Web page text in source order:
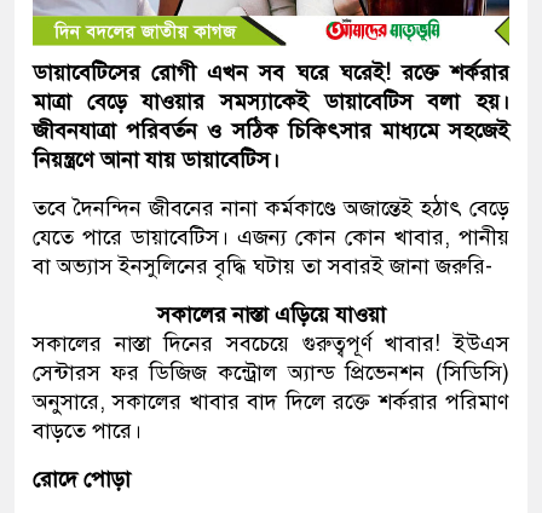
ডায়াবেটিসের রোগী এখন সব ঘরে ঘরেই! রক্তে শর্করার
মাত্রা বেড়ে যাওয়ার সমস্যাকেই ডায়াবেটিস বলা হয়।
জীবনযাত্রা পরিবর্তন ও সঠিক চিকিৎসার মাধ্যমে সহজেই
নিয়ন্ত্রণে আনা যায় ডায়াবেটিস।
তবে দৈনন্দিন জীবনের নানা কর্মকাণ্ডে অজান্তেই হঠাৎ বেড়ে
যেতে পারে ডায়াবেটিস। এজন্য কোন কোন খাবার, পানীয়
বা অভ্যাস ইনসুলিনের বৃদ্ধি ঘটায় তা সবারই জানা জরুরি-
সকালের নাস্তা এড়িয়ে যাওয়া
সকালের নাস্তা দিনের সবচেয়ে গুরুত্বপূর্ণ খাবার! ইউএস
সেন্টারস ফর ডিজিজ কন্ট্রোল অ্যান্ড প্রিভেনশন (সিডিসি)
অনুসারে, সকালের খাবার বাদ দিলে রক্তে শর্করার পরিমাণ
বাড়তে পারে।
রোদে পোড়া